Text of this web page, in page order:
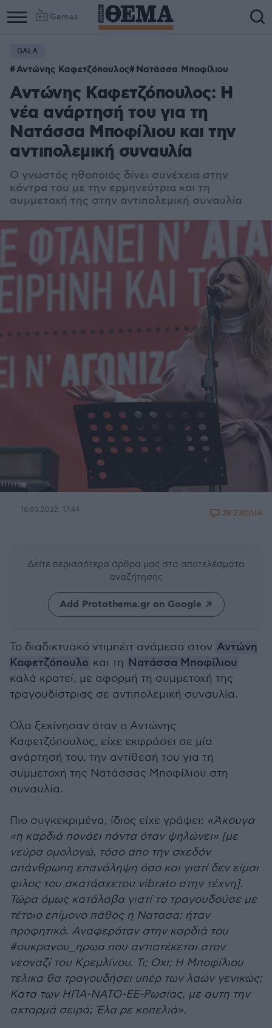
Games
GALA
Αντώνης Καφετζόπουλος Νατάσσα Μποφίλιου
Αντώνης Καφετζόπουλος: Η
νέα ανάρτησή του για τη
Νατάσσα Μποφίλιου και την
αντιπολεμική συναυλία
Ο γνωστός ηθοποιός δίνει συνέχεια στην
κόντρα του με την ερμηνεύτρια και τη
συμμετοχή της στην αντιπολεμική συναυλία
16.03.2022, 17:44 28 ΣΧΟΛΙΑ
Δείτε περισσότερα άρθρα μας στα αποτελέσματα
αναζήτησης
Add Protothema.gr on Google
Το διαδικτυακό ντιμπέιτ ανάμεσα στον Αντώνη
Καφετζόπουλο και τη Νατάσσα Μποφίλιου
καλά κρατεί, με αφορμή τη συμμετοχή της
τραγουδίστριας σε αντιπολεμική συναυλία.
Όλα ξεκίνησαν όταν ο Αντώνης
Καφετζόπουλος, είχε εκφράσει σε μία
ανάρτησή του, την αντίθεσή του για τη
συμμετοχή της Νατάσσας Μποφίλιου στη
συναυλία.
Πιο συγκεκριμένα, ίδιος είχε γράψει: «Άκουγα
«η καρδιά πονάει πάντα όταν ψηλώνει» [με
νεύρα ομολογώ, τόσο απο την σχεδόν
απάνθρωπη επανάληψη όσο και γιατί δεν είμαι
φιλος του ακατάσχετου vibrato στην τέχνη].
Τώρα όμως κατάλαβα γιατί το τραγουδούσε με
τέτοιο επίμονο πάθος η Νατασα: ήταν
προφητικό. Αναφερόταν στην καρδιά του
#ουκρανου_ηρωα που αντιστέκεται στον
νεοναζί του Κρεμλίνου. Τι; Οχι; Η Μποφίλιου
τελικα θα τραγουδήσει υπέρ των λαών γενικώς;
Κατα των ΗΠΑ-ΝΑΤΟ-ΕΕ-Ρωσίας, με αυτη την
αχταρμά σειρά; Έλα ρε κοπελιά».